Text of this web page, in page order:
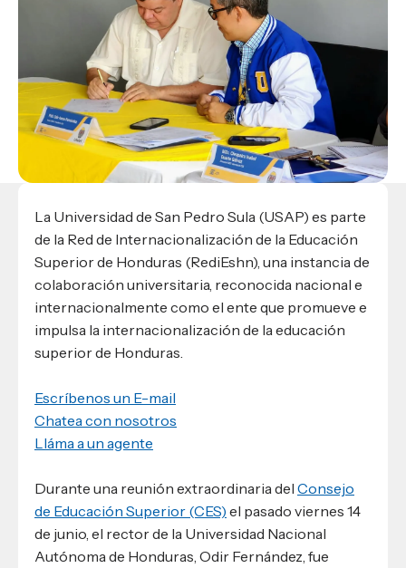
Escuela de Ciencias de la Comunicación
Escuela de Ciencias de la Salud
Escuela de Arquitectura
Ver toda la oferta académica
Escuela deNegocios
Conocé DUX
Datos de contacto
admisiones@usap.edu
+504 2561-8727
Ave. Circunvalación, San Pedro Sula,
Honduras, C.A.
EXCELENCIA USAP
Lifelong Learning University
Responsabilidad social y sostenibilidad
Empleabilidad
¿Que es USAP+?
RECURSOS
Ayuda en línea
Guía de Servicios Académicos y Administrativos
Manual M365
Manual Moddle
Normas Académicas
Experiencias de alumnos
internacionales
Conocé experiencias
Evento
USAP integra RediEShn
Leer artículo
La Universidad de San Pedro Sula (USAP) es parte
de la Red de Internacionalización de la Educación
Superior de Honduras (RediEshn), una instancia de
colaboración universitaria, reconocida nacional e
internacionalmente como el ente que promueve e
impulsa la internacionalización de la educación
superior de Honduras.
Escríbenos un E-mail
Chatea con nosotros
Lláma a un agente
Durante una reunión extraordinaria del Consejo
de Educación Superior (CES) el pasado viernes 14
de junio, el rector de la Universidad Nacional
Autónoma de Honduras, Odir Fernández, fue